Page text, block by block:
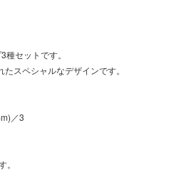
セットです。
スペシャルなデザインです。
／3